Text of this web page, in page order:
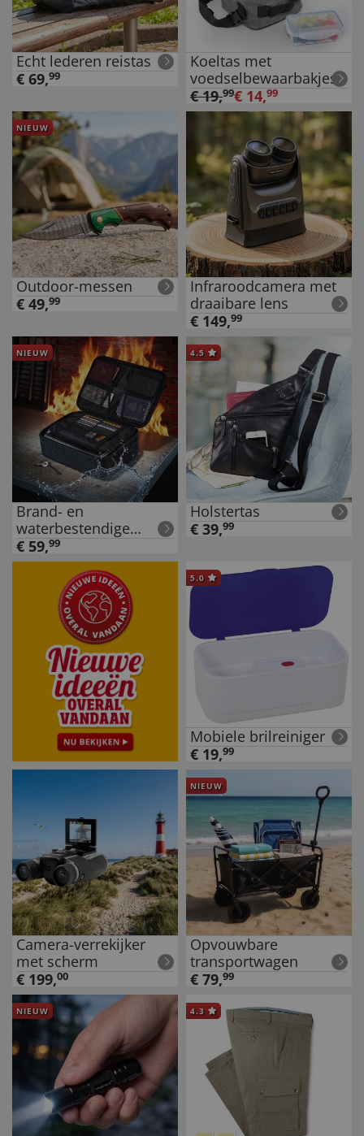
Echt lederen reistas
€ 69,99
Koeltas met
voedselbewaarbakjes
€19,99€ 14,99
NIEUW
Outdoor-messen
€ 49,99
Infraroodcamera met
draaibare lens
€ 149,99
NIEUW
Brand- en
waterbestendige
documententas
€ 59,99
4.5
Holstertas
€ 39,99
5.0
Mobiele brilreiniger
€ 19,99
Camera-verrekijker
met scherm
€ 199,00
NIEUW
Opvouwbare
transportwagen
€ 79,99
NIEUW 4.3